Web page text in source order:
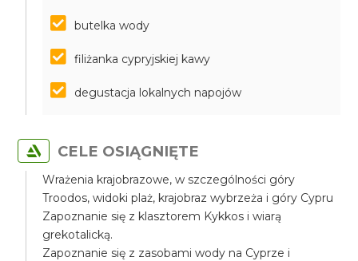
butelka wody
filiżanka cypryjskiej kawy
degustacja lokalnych napojów
CELE OSIĄGNIĘTE
Wrażenia krajobrazowe, w szczególności góry
Troodos, widoki plaż, krajobraz wybrzeża i góry Cypru
Zapoznanie się z klasztorem Kykkos i wiarą
grekotalicką.
Zapoznanie się z zasobami wody na Cyprze i